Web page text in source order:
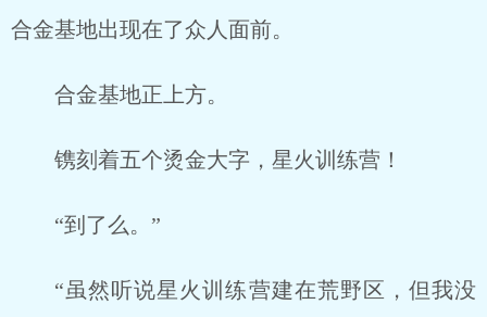
合金基地出现在了众人面前。
合金基地正上方。
镌刻着五个烫金大字，星火训练营！
“到了么。”
“虽然听说星火训练营建在荒野区，但我没